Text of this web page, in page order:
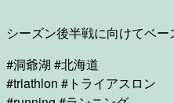
シーズン後半戦に向けてベ
#洞爺湖 #北海道
#triathlon #トライアスロン